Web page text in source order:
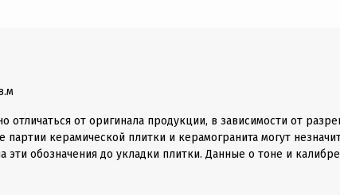
отличаться от оригинала продукции, в зависимости от
керамической плитки и керамогранита могут
обозначения до укладки плитки. Данные о тоне и